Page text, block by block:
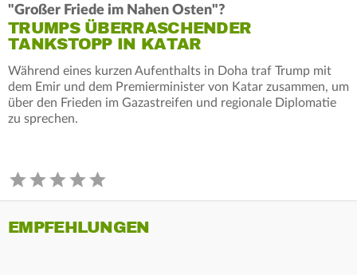
"Großer Friede im Nahen Osten"?
TRUMPS ÜBERRASCHENDER
TANKSTOPP IN KATAR
Während eines kurzen Aufenthalts in Doha traf Trump mit
dem Emir und dem Premierminister von Katar zusammen, um
über den Frieden im Gazastreifen und regionale Diplomatie
zu sprechen.
EMPFEHLUNGEN